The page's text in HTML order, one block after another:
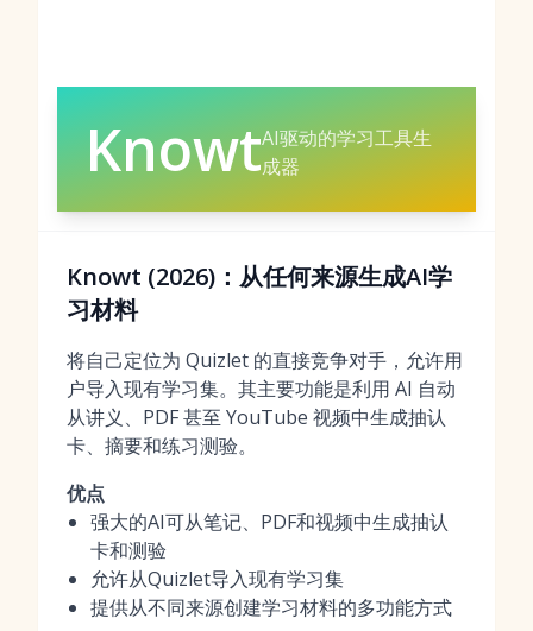
KnowtAI驱动的学习工具生
成器
Knowt (2026)：从任何来源生成AI学
习材料
将自己定位为 Quizlet 的直接竞争对手，允许用
户导入现有学习集。其主要功能是利用 AI 自动
从讲义、PDF 甚至 YouTube 视频中生成抽认
卡、摘要和练习测验。
优点
强大的AI可从笔记、PDF和视频中生成抽认
卡和测验
允许从Quizlet导入现有学习集
提供从不同来源创建学习材料的多功能方式